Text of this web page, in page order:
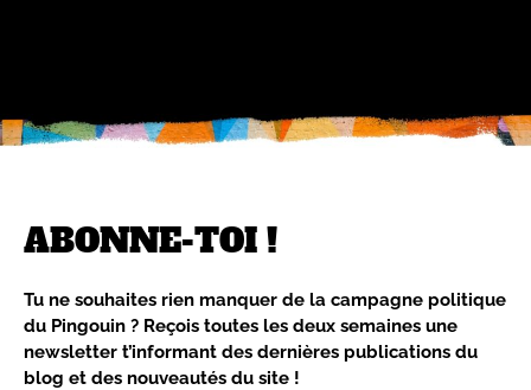
ABONNE-TOI !
Tu ne souhaites rien manquer de la campagne politique
du Pingouin ? Reçois toutes les deux semaines une
newsletter t’informant des dernières publications du
blog et des nouveautés du site !